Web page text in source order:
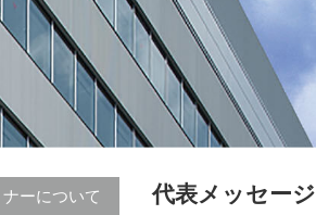
代表メッセージ
ーについて